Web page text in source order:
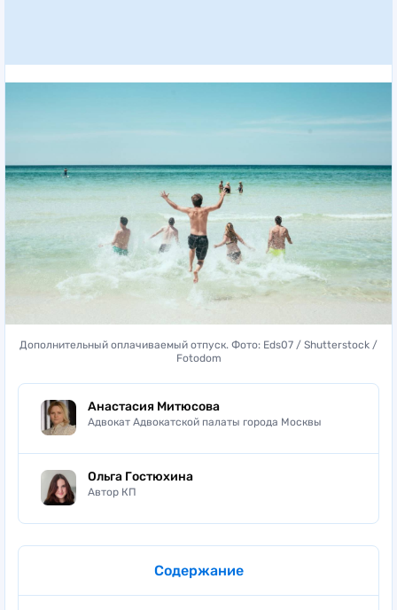
Дополнительный оплачиваемый отпуск. Фото: Eds07 / Shutterstock /
Fotodom
Анастасия Митюсова
Адвокат Адвокатской палаты города Москвы
Ольга Гостюхина
Автор КП
Содержание